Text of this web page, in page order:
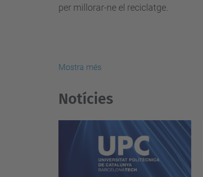
per millorar-ne el reciclatge.
Mostra més
Notícies